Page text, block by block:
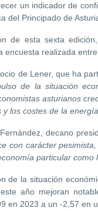
un indicador de
del Principado de
de esta sexta
encuesta realizada
de Lener, que ha
de la situación
asturianos
los costes de la
decano
con carácter
particular como
de la situación
año mejoran
en 2023 a un -2,57 en